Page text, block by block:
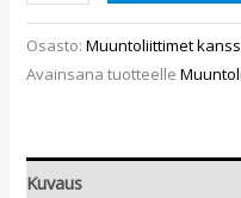
Osasto:Muuntoliittimet
Avainsana tuotteelle
Kuvaus